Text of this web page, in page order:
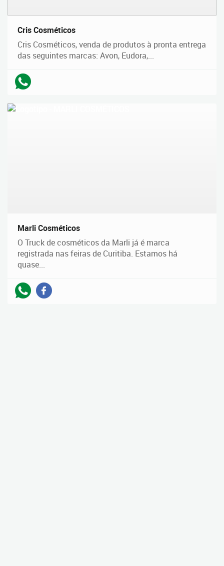
Cris Cosméticos
Cris Cosméticos, venda de produtos à pronta entrega
das seguintes marcas: Avon, Eudora,...
Marli Cosméticos
O Truck de cosméticos da Marli já é marca
registrada nas feiras de Curitiba. Estamos há
quase...